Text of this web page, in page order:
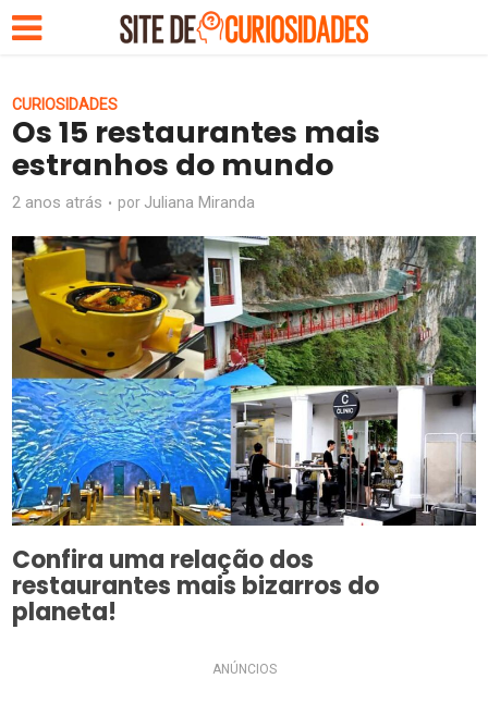
CURIOSIDADES
Os 15 restaurantes mais
estranhos do mundo
2 anos atrás por Juliana Miranda
Confira uma relação dos
restaurantes mais bizarros do
planeta!
ANÚNCIOS